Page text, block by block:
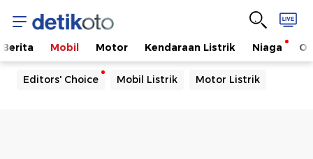
Berita Mobil Motor Kendaraan Listrik Niaga
Editors' Choice Mobil Listrik Motor Listrik